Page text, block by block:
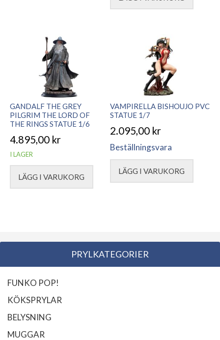
GANDALF THE GREY
PILGRIM THE LORD OF
THE RINGS STATUE 1/6
4.895,00 kr
I LAGER
LÄGG I VARUKORG
VAMPIRELLA BISHOUJO PVC
STATUE 1/7
2.095,00 kr
Beställningsvara
LÄGG I VARUKORG
PRYLKATEGORIER
FUNKO POP!
KÖKSPRYLAR
BELYSNING
MUGGAR